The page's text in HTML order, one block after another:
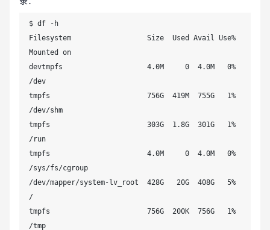
$ df -h
Filesystem                  Size  Used Avail Use%
Mounted on
devtmpfs                    4.0M     0  4.0M   0%
/dev
tmpfs                       756G  419M  755G   1%
/dev/shm
tmpfs                       303G  1.8G  301G   1%
/run
tmpfs                       4.0M     0  4.0M   0%
/sys/fs/cgroup
/dev/mapper/system-lv_root  428G   20G  408G   5%
/
tmpfs                       756G  200K  756G   1%
/tmp